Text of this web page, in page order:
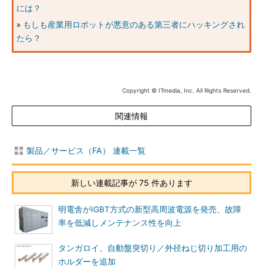
には？
» もしも産業用ロボットが悪意のある第三者にハッキングされ
たら？
Copyright © ITmedia, Inc. All Rights Reserved.
関連情報
製品／サービス（FA） 連載一覧
新しい連載記事が 75 件あります
明電舎がIGBT方式の新型高周波電源を発売、故障
率を低減しメンテナンス性を向上
タンガロイ、自動盤突切り／外径ねじ切り加工用の
ホルダーを追加